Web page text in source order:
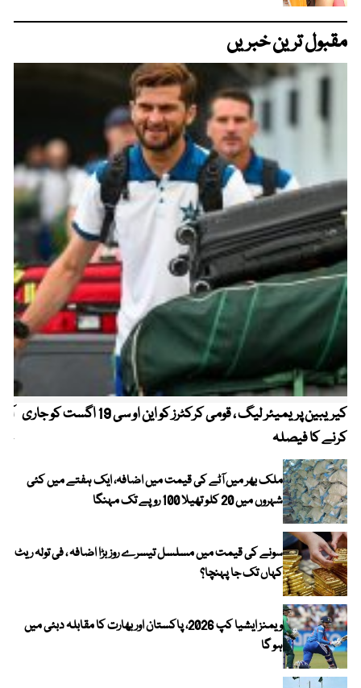
مقبول ترین خبریں
کیریبین پریمیئر لیگ ، قومی کرکٹرز کو این او سی 19 اگست کو جاری
کرنے کا فیصلہ
ملک بھر میں آٹے کی قیمت میں اضافہ، ایک ہفتے میں کئی
شہروں میں 20 کلو تھیلا 100 روپے تک مہنگا
سونے کی قیمت میں مسلسل تیسرے روز بڑا اضافہ ، فی تولہ ریٹ
کہاں تک جا پہنچا؟
ویمنز ایشیا کپ 2026، پاکستان اور بھارت کا مقابلہ دبئی میں
ہو گا